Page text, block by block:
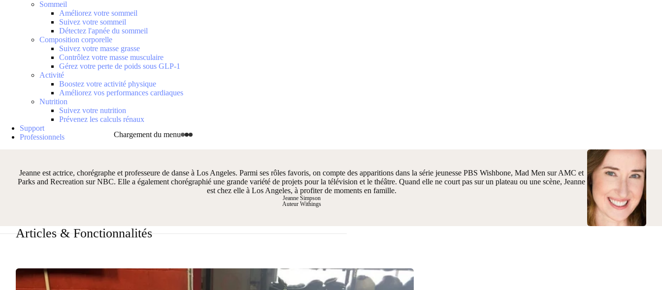
Chargement du menu
Sommeil
Améliorez votre sommeil
Suivez votre sommeil
Détectez l'apnée du sommeil
Composition corporelle
Suivez votre masse grasse
Contrôlez votre masse musculaire
Gérez votre perte de poids sous GLP-1
Activité
Boostez votre activité physique
Améliorez vos performances cardiaques
Nutrition
Suivez votre nutrition
Prévenez les calculs rénaux
Support
Professionnels
Jeanne est actrice, chorégraphe et professeure de danse à Los Angeles. Parmi ses rôles favoris, on compte des apparitions dans la série jeunesse PBS Wishbone, Mad Men sur AMC et
Parks and Recreation sur NBC. Elle a également chorégraphié une grande variété de projets pour la télévision et le théâtre. Quand elle ne court pas sur un plateau ou une scène, Jeanne
est chez elle à Los Angeles, à profiter de moments en famille.
Jeanne Simpson
Auteur Withings
Articles & Fonctionnalités